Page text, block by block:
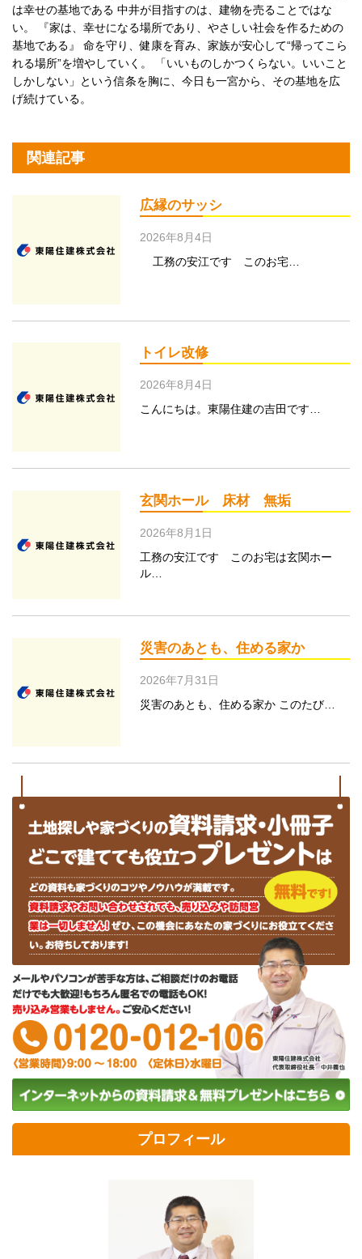
は幸せの基地である 中井が目指すのは、建物を売ることではな
い。 『家は、幸せになる場所であり、やさしい社会を作るための
基地である』 命を守り、健康を育み、家族が安心して“帰ってこら
れる場所”を増やしていく。 「いいものしかつくらない。いいこと
しかしない」という信条を胸に、今日も一宮から、その基地を広
げ続けている。
関連記事
広縁のサッシ
2026年8月4日
工務の安江です このお宅…
トイレ改修
2026年8月4日
こんにちは。東陽住建の吉田です…
玄関ホール 床材 無垢
2026年8月1日
工務の安江です このお宅は玄関ホー
ル…
災害のあとも、住める家か
2026年7月31日
災害のあとも、住める家か このたび…
プロフィール